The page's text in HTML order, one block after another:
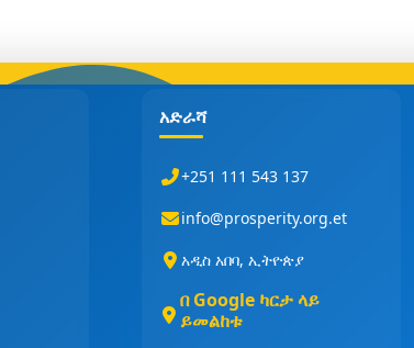
አድራሻ
+251 111 543 137
info@prosperity.org.et
አዲስ አበባ, ኢትዮጵያ
በ Google ካርታ ላይ
ይመልከቱ